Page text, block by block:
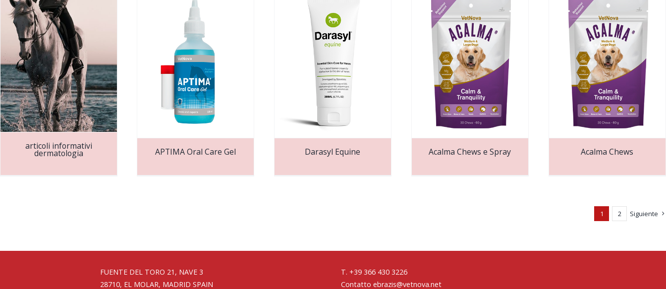
articoli informativi
dermatologia APTIMA Oral Care Gel Darasyl Equine Acalma Chews e Spray Acalma Chews
1 2 Siguiente
FUENTE DEL TORO 21, NAVE 3
28710, EL MOLAR, MADRID SPAIN
T. +39 366 430 3226
Contatto ebrazis@vetnova.net